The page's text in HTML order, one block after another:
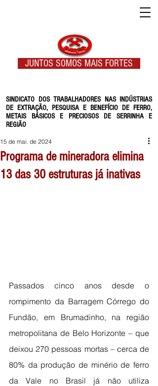
SINDICATO DOS TRABALHADORES NAS INDÚSTRIAS
DE EXTRAÇÃO, PESQUISA E BENEFÍCIO DE FERRO,
METAIS BÁSICOS E PRECIOSOS DE SERRINHA E
REGIÃO
JUNTOS SOMOS MAIS FORTES
Programa de mineradora elimina
13 das 30 estruturas já inativas
15 de mai. de 2024
Passados cinco anos desde o
rompimento da Barragem Córrego do
Fundão, em Brumadinho, na região
metropolitana de Belo Horizonte – que
deixou 270 pessoas mortas – cerca de
80% da produção de minério de ferro
da Vale no Brasil já não utiliza